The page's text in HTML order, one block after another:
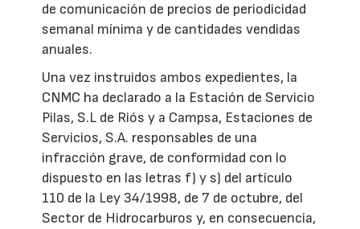
de comunicación de precios de periodicidad
semanal mínima y de cantidades vendidas
anuales.
Una vez instruidos ambos expedientes, la
CNMC ha declarado a la Estación de Servicio
Pilas, S.L de Riós y a Campsa, Estaciones de
Servicios, S.A. responsables de una
infracción grave, de conformidad con lo
dispuesto en las letras f) y s) del artículo
110 de la Ley 34/1998, de 7 de octubre, del
Sector de Hidrocarburos y, en consecuencia,